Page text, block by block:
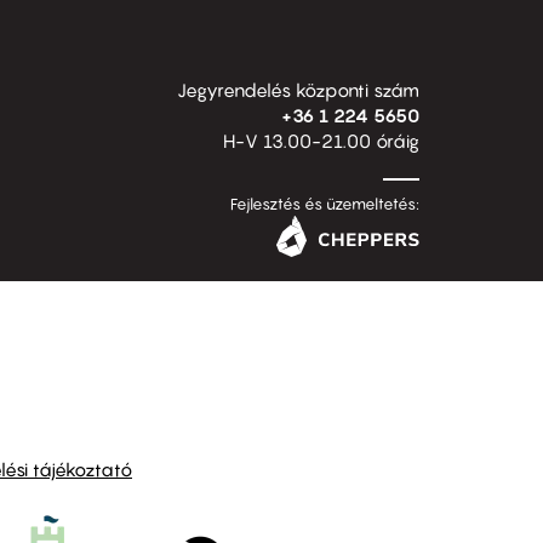
Jegyrendelés központi szám
+36 1 224 5650
H-V 13.00-21.00 óráig
Fejlesztés és üzemeltetés:
tájékoztató